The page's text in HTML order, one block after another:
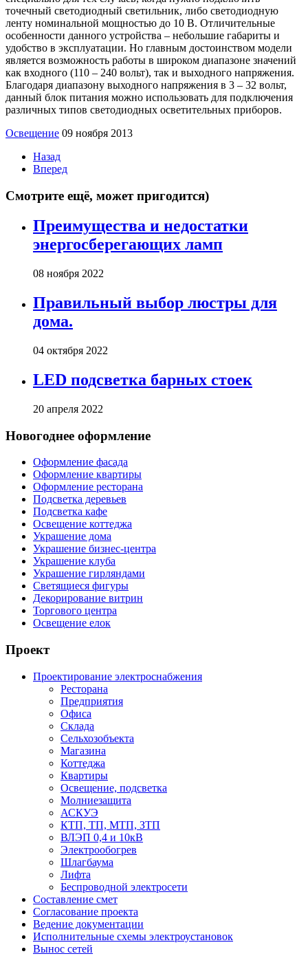
точечный светодиодный светильник, либо светодиодную
ленту номинальной мощностью до 10 В. Отличительные
особенности данного устройства – небольшие габариты и
удобство в эксплуатации. Но главным достоинством модели
является возможность работы в широком диапазоне значений
как входного (110 – 240 вольт), так и выходного напряжения.
Благодаря диапазону выходного напряжения в 3 – 32 вольт,
данный блок питания можно использовать для подключения
различных типов светодиодных осветительных приборов.
Освещение 09 ноября 2013
Назад
Вперед
Смотрите ещё, может пригодится)
Преимущества и недостатки
энергосберегающих ламп
08 ноября 2022
Правильный выбор люстры для
дома.
04 октября 2022
LED подсветка барных стоек
20 апреля 2022
Новогоднее оформление
Оформление фасада
Оформление квартиры
Оформление ресторана
Подсветка деревьев
Подсветка кафе
Освещение коттеджа
Украшение дома
Украшение бизнес-центра
Украшение клуба
Украшение гирляндами
Светящиеся фигуры
Декорирование витрин
Торгового центра
Освещение елок
Проект
Проектирование электроснабжения
Ресторана
Предприятия
Офиса
Склада
Сельхозобъекта
Магазина
Коттеджа
Квартиры
Освещение, подсветка
Молниезащита
АСКУЭ
КТП, ТП, МТП, ЗТП
ВЛЭП 0,4 и 10кВ
Электрообогрев
Шлагбаума
Лифта
Беспроводной электросети
Составление смет
Согласование проекта
Ведение документации
Исполнительные схемы электроустановок
Вынос сетей